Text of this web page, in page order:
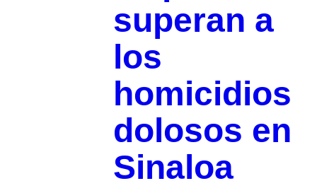
superan a
los
homicidios
dolosos en
Sinaloa